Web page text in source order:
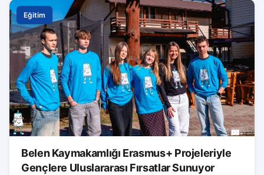
Eğitim
Belen Kaymakamlığı Erasmus+ Projeleriyle
Gençlere Uluslararası Fırsatlar Sunuyor